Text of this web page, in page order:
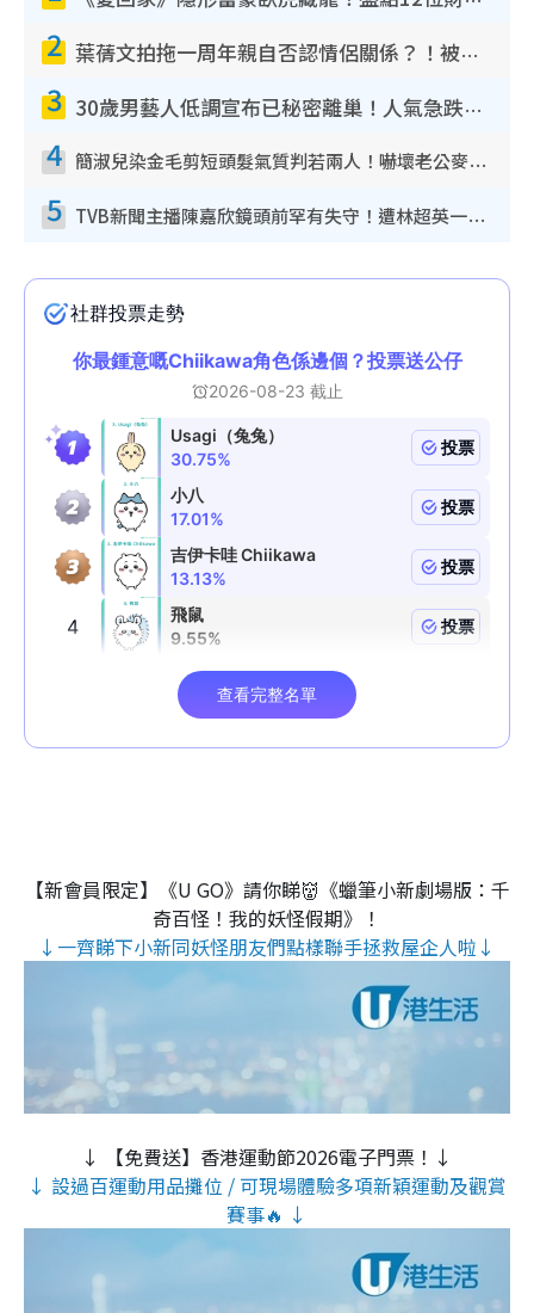
2 葉蒨文拍拖一周年親自否認情侶關係？！被質疑感情造假竟稱GM「普通同事」
3 30歲男藝人低調宣布已秘密離巢！人氣急跌變失蹤人口︰「這幾年過得並不容易」
4 簡淑兒染金毛剪短頭髮氣質判若兩人！嚇壞老公麥大力都認唔出：「你做咩事？」
5 TVB新聞主播陳嘉欣鏡頭前罕有失守！遭林超英一句說話突襲嚇親當場大笑
【新會員限定】《U GO》請你睇👹《蠟筆小新劇場版：千
奇百怪！我的妖怪假期》！
↓一齊睇下小新同妖怪朋友們點樣聯手拯救屋企人啦↓
↓ 【免費送】香港運動節2026電子門票！↓
↓ 設過百運動用品攤位 / 可現場體驗多項新穎運動及觀賞
賽事🔥 ↓